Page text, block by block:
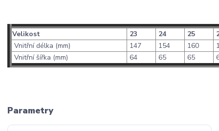
Velikost 23 24 25
Vnitřní délka (mm)
147 154 160
Vnitřní šířka (mm)
64 65 65
Parametry